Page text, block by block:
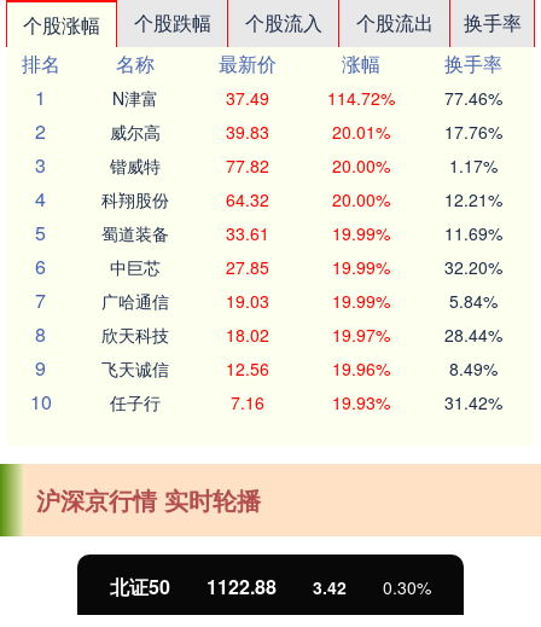
个股涨幅 个股跌幅 个股流入 个股流出
换手率
排名
名称 最新价 涨幅
换手率
1
N津富 37.49 114.72% 77.46%
2 威尔高 39.83 20.01% 17.76%
3 锴威特 77.82 20.00% 1.17%
4 科翔股份 64.32 20.00% 12.21%
5 蜀道装备 33.61 19.99% 11.69%
6 中巨芯 27.85 19.99% 32.20%
7 广哈通信 19.03 19.99% 5.84%
8 欣天科技 18.02 19.97% 28.44%
9 飞天诚信 12.56 19.96% 8.49%
10 任子行 7.16 19.93% 31.42%
沪深京行情 实时轮播
北证50 1122.88 3.42 0.30%